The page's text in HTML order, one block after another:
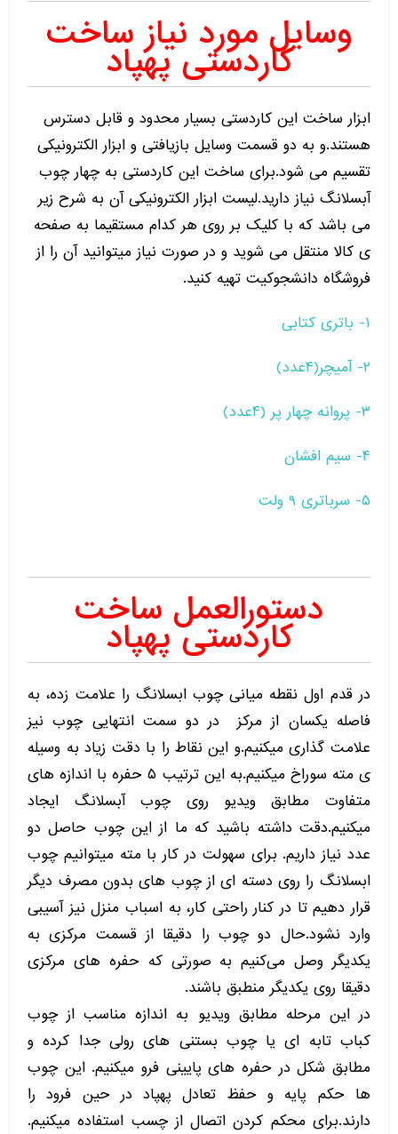
وسایل مورد نیاز ساخت
کاردستی پهپاد
ابزار ساخت این کاردستی بسیار محدود و قابل دسترس
هستند.و به دو قسمت وسایل بازیافتی و ابزار الکترونیکی
تقسیم می شود.برای ساخت این کاردستی به چهار چوب
آبسلانگ نیاز دارید.لیست ابزار الکترونیکی آن به شرح زیر
می باشد که با کلیک بر روی هر کدام مستقیما به صفحه
ی کالا منتقل می شوید و در صورت نیاز میتوانید آن را از
فروشگاه دانشجوکیت تهیه کنید.
۱- باتری کتابی
۲- آمیچر(۴عدد)
۳- پروانه چهار پر (۴عدد)
۴- سیم افشان
۵- سرباتری ۹ ولت
دستورالعمل ساخت
کاردستی پهپاد
در قدم اول نقطه میانی چوب ابسلانگ را علامت زده، به
فاصله یکسان از مرکز در دو سمت انتهایی چوب نیز
علامت گذاری میکنیم.و این نقاط را با دقت زیاد به وسیله
ی مته سوراخ میکنیم‌.به این ترتیب ۵ حفره با اندازه های
متفاوت مطابق ویدیو روی چوب آبسلانگ ایجاد
میکنیم.دقت داشته باشید که ما از این چوب حاصل دو
عدد نیاز داریم. برای سهولت در کار با مته میتوانیم چوب
ابسلانگ را روی دسته ای از چوب های بدون مصرف دیگر
قرار دهیم تا در کنار راحتی کار، به اسباب منزل نیز آسیبی
وارد نشود‌.حال دو چوب را دقیقا از قسمت مرکزی به
یکدیگر وصل می‌کنیم به صورتی که حفره های مرکزی
دقیقا روی یکدیگر منطبق باشند.
در این مرحله مطابق ویدیو به اندازه مناسب از چوب
کباب تابه ای یا چوب بستنی های رولی جدا کرده و
مطابق شکل در حفره های پایینی فرو میکنیم. این چوب
ها حکم پایه و حفظ تعادل پهپاد در حین فرود را
دارند.برای محکم کردن اتصال از چسب استفاده میکنیم‌‌.